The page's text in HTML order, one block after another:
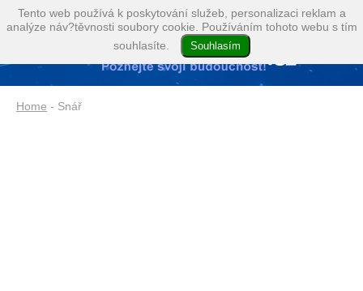
Home - Snář
Tento web používá k poskytování služeb, personalizaci reklam a
analýze náv?těvnosti soubory cookie. Používáním tohoto webu s tím
souhlasíte.